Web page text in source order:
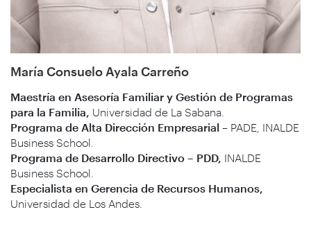
María Consuelo Ayala Carreño
Maestría en Asesoría Familiar y Gestión de Programas
para la Familia, Universidad de La Sabana.
Programa de Alta Dirección Empresarial – PADE, INALDE
Business School.
Programa de Desarrollo Directivo – PDD, INALDE
Business School.
Especialista en Gerencia de Recursos Humanos,
Universidad de Los Andes.